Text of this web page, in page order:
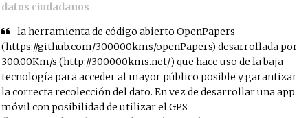
datos ciudadanos
la herramienta de código abierto OpenPapers
(https://github.com/300000kms/openPapers) desarrollada por
300.00Km/s (http://300000kms.net/) que hace uso de la baja
tecnología para acceder al mayor público posible y garantizar
la correcta recolección del dato. En vez de desarrollar una app
móvil con posibilidad de utilizar el GPS